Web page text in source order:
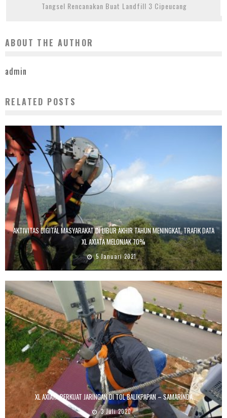
Tangsel Rencanakan Buat Landfill 3 Cipeucang
ABOUT THE AUTHOR
admin
RELATED POSTS
AKTIVITAS DIGITAL MASYARAKAT DI LIBUR AKHIR TAHUN MENINGKAT, TRAFIK DATA
XL AXIATA MELONJAK 70%
5 Januari 2021
XL AXIATA PERKUAT JARINGAN DI TOL BALIKPAPAN – SAMARINDA
3 Juli 2020